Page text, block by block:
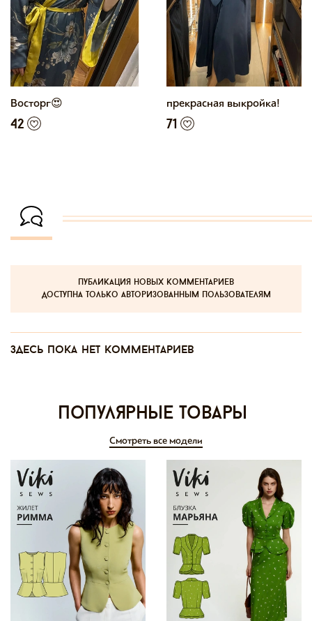
Восторг😍
42
прекрасная выкройка!
71
публикация новых комментариев
доступна только авторизованным пользователям
Здесь пока нет комментариев
Популярные товары
Смотреть все модели